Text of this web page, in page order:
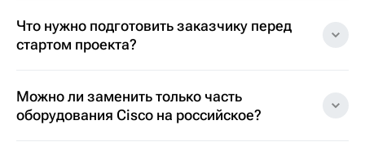
Что нужно подготовить заказчику перед
стартом проекта?
Можно ли заменить только часть
оборудования Cisco на российское?